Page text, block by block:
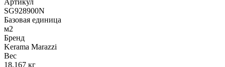
SG928900N
Базовая единица
м2
Бренд
Kerama Marazzi
Вес
18.167 кг